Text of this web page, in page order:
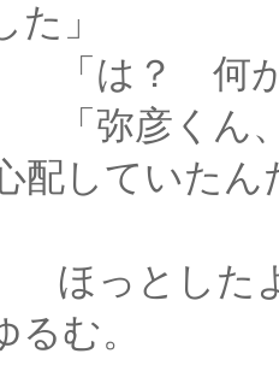
」
何が
、クロガ
配していたん
ように微
む。